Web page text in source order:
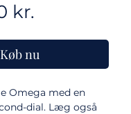
kr.
Køb nu
Omega med en
dial. Læg også